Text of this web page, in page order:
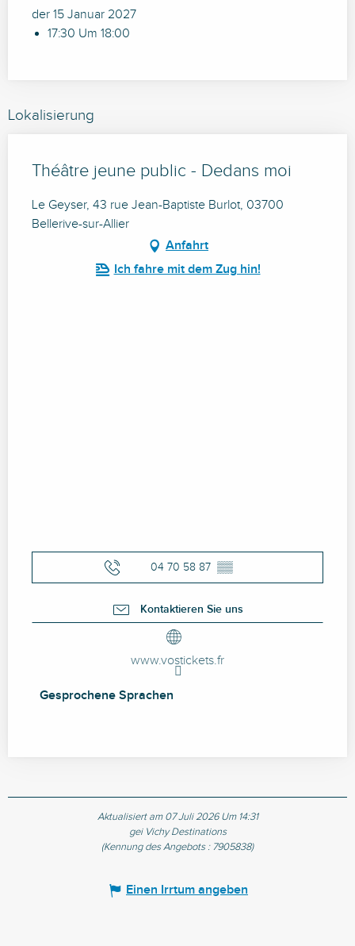
der 15 Januar 2027
17:30 Um 18:00
Lokalisierung
Théâtre jeune public - Dedans moi
Le Geyser, 43 rue Jean-Baptiste Burlot, 03700
Bellerive-sur-Allier
Anfahrt
Ich fahre mit dem Zug hin!
04 70 58 87 ▒▒
Kontaktieren Sie uns
www.vostickets.fr
Gesprochene Sprachen
Gesprochene Sprachen
Aktualisiert am 07 Juli 2026 Um 14:31
gei Vichy Destinations
(Kennung des Angebots : 7905838)
Einen Irrtum angeben